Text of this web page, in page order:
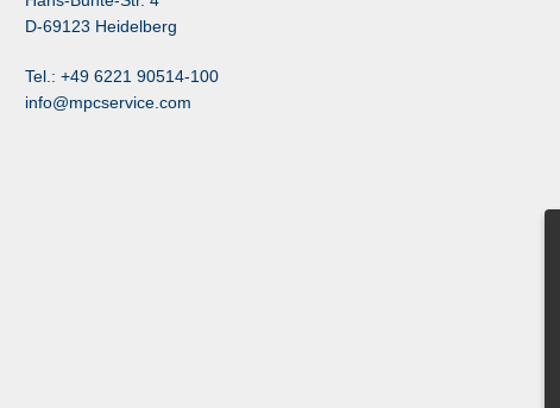
D-69123 Heidelberg
Tel.: +49 6221 90514-100
info@mpcservice.com